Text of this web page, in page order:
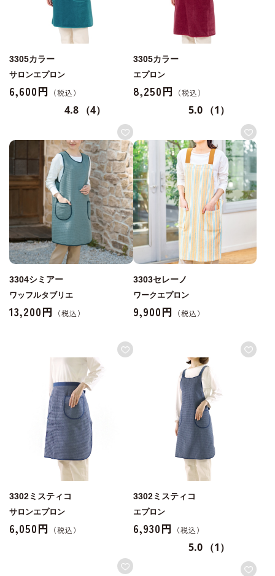
3305カラー
サロンエプロン
6,600円
4.8 （4）
3305カラー
エプロン
8,250円
5.0 （1）
3304シミアー
ワッフルタブリエ
13,200円
3303セレーノ
ワークエプロン
9,900円
3302ミスティコ
サロンエプロン
6,050円
3302ミスティコ
エプロン
6,930円
5.0 （1）